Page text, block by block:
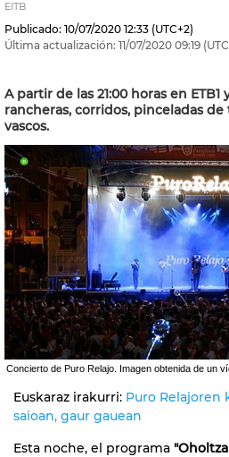
EITB
Publicado: 10/07/2020 12:33 (UTC+2)
Última actualización: 11/07/2020 09:19
A partir de las 21:00 horas en
rancheras, corridos, pinceladas
vascos.
Concierto de Puro Relajo. Imagen obtenida de un
Euskaraz irakurri: Puro Relajoren
saioan, gaur gauean
Esta noche, el programa